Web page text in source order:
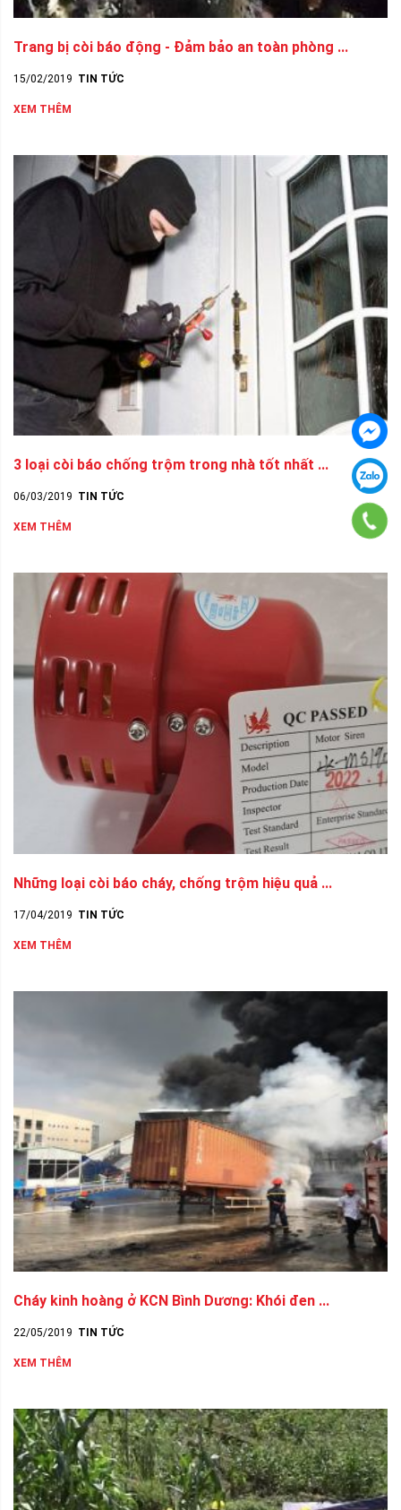
Trang bị còi báo động - Đảm bảo an toàn phòng ...
15/02/2019 TIN TỨC
XEM THÊM
3 loại còi báo chống trộm trong nhà tốt nhất ...
06/03/2019 TIN TỨC
XEM THÊM
Những loại còi báo cháy, chống trộm hiệu quả ...
17/04/2019 TIN TỨC
XEM THÊM
Cháy kinh hoàng ở KCN Bình Dương: Khói đen ...
22/05/2019 TIN TỨC
XEM THÊM